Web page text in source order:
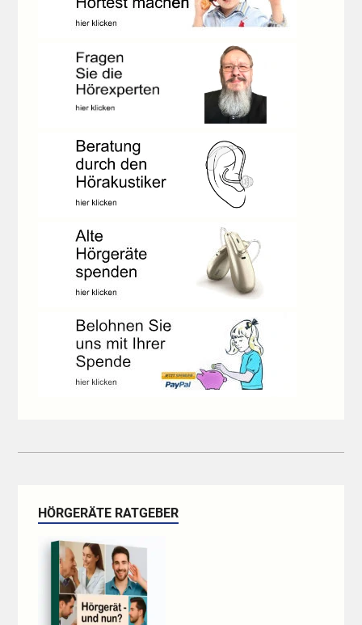
HÖRGERÄTE RATGEBER